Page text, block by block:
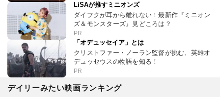
LiSAが推すミニオンズ
ダイフクが耳から離れない！最新作『ミニオン
ズ＆モンスターズ』見どころは？
PR
「オデュッセイア」とは
クリストファー・ノーラン監督が挑む、英雄オ
デュッセウスの物語を知る！
PR
デイリーみたい映画ランキング